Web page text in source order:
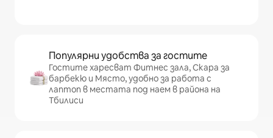
Популярни удобства за гостите
Гостите харесват Фитнес зала, Скара за
барбекю и Място, удобно за работа с
лаптоп в местата под наем в района на
Тбилиси